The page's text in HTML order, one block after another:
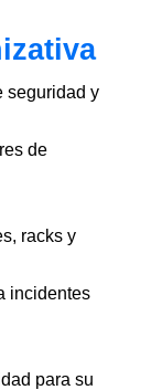
seguridad y
de
racks y
incidentes
para su